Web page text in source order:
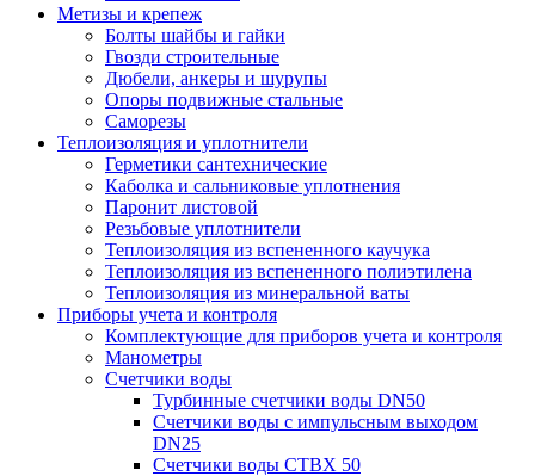
Метизы и крепеж
Болты шайбы и гайки
Гвозди строительные
Дюбели, анкеры и шурупы
Опоры подвижные стальные
Саморезы
Теплоизоляция и уплотнители
Герметики сантехнические
Каболка и сальниковые уплотнения
Паронит листовой
Резьбовые уплотнители
Теплоизоляция из вспененного каучука
Теплоизоляция из вспененного полиэтилена
Теплоизоляция из минеральной ваты
Приборы учета и контроля
Комплектующие для приборов учета и контроля
Манометры
Счетчики воды
Турбинные счетчики воды DN50
Счетчики воды с импульсным выходом
DN25
Счетчики воды СТВХ 50